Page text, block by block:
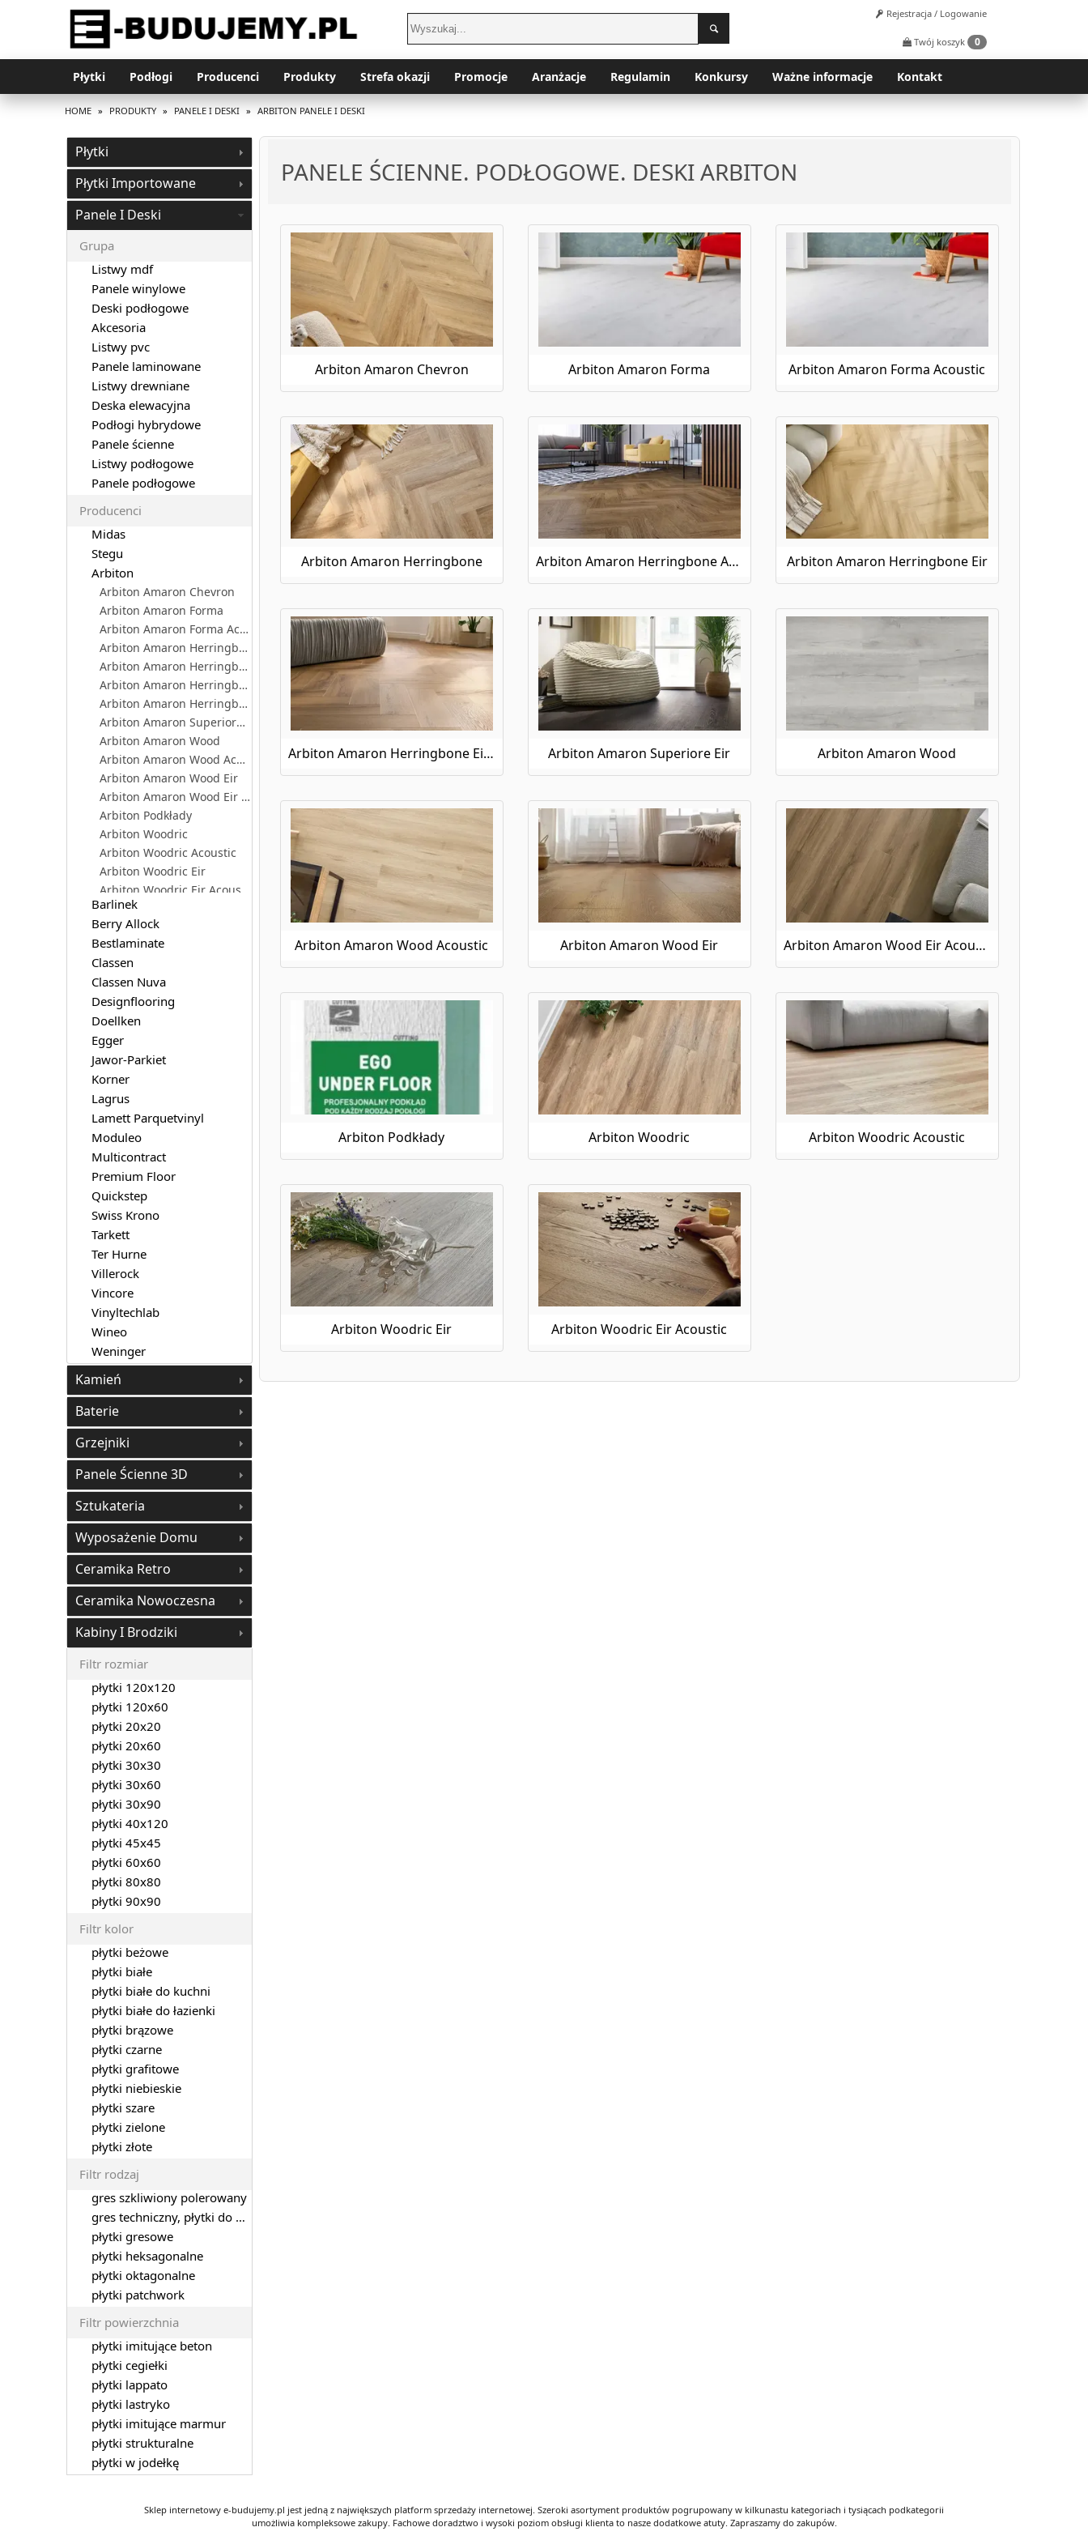
Rejestracja / Logowanie
Twój koszyk 0
Płytki Podłogi Producenci Produkty Strefa okazji Promocje Aranżacje Regulamin Konkursy Ważne informacje Kontakt
HOME » PRODUKTY » PANELE I DESKI » ARBITON PANELE I DESKI
PANELE ŚCIENNE. PODŁOGOWE. DESKI ARBITON
Arbiton Amaron Chevron Arbiton Amaron Forma Arbiton Amaron Forma Acoustic
Arbiton Amaron Herringbone Arbiton Amaron Herringbone Acoustic Arbiton Amaron Herringbone Eir
Arbiton Amaron Herringbone Eir Acoustic Arbiton Amaron Superiore Eir Arbiton Amaron Wood
Arbiton Amaron Wood Acoustic Arbiton Amaron Wood Eir Arbiton Amaron Wood Eir Acoustic
Arbiton Podkłady Arbiton Woodric Arbiton Woodric Acoustic
Arbiton Woodric Eir Arbiton Woodric Eir Acoustic
Płytki
Płytki Importowane
Panele I Deski
Grupa
Listwy mdf
Panele winylowe
Deski podłogowe
Akcesoria
Listwy pvc
Panele laminowane
Listwy drewniane
Deska elewacyjna
Podłogi hybrydowe
Panele ścienne
Listwy podłogowe
Panele podłogowe
Producenci
Midas
Stegu
Arbiton
Arbiton Amaron Chevron
Arbiton Amaron Forma
Arbiton Amaron Forma Acoustic
Arbiton Amaron Herringbone
Arbiton Amaron Herringbone Acoustic
Arbiton Amaron Herringbone Eir
Arbiton Amaron Herringbone Eir Acoustic
Arbiton Amaron Superiore Eir
Arbiton Amaron Wood
Arbiton Amaron Wood Acoustic
Arbiton Amaron Wood Eir
Arbiton Amaron Wood Eir Acoustic
Arbiton Podkłady
Arbiton Woodric
Arbiton Woodric Acoustic
Arbiton Woodric Eir
Barlinek
Berry Allock
Bestlaminate
Classen
Classen Nuva
Designflooring
Doellken
Egger
Jawor-Parkiet
Korner
Lagrus
Lamett Parquetvinyl
Moduleo
Multicontract
Premium Floor
Quickstep
Swiss Krono
Tarkett
Ter Hurne
Villerock
Vincore
Vinyltechlab
Wineo
Weninger
Kamień
Baterie
Grzejniki
Panele Ścienne 3D
Sztukateria
Wyposażenie Domu
Ceramika Retro
Ceramika Nowoczesna
Kabiny I Brodziki
Filtr rozmiar
płytki 120x120
płytki 120x60
płytki 20x20
płytki 20x60
płytki 30x30
płytki 30x60
płytki 30x90
płytki 40x120
płytki 45x45
płytki 60x60
płytki 80x80
płytki 90x90
Filtr kolor
płytki beżowe
płytki białe
płytki białe do kuchni
płytki białe do łazienki
płytki brązowe
płytki czarne
płytki grafitowe
płytki niebieskie
płytki szare
płytki zielone
płytki złote
Filtr rodzaj
gres szkliwiony polerowany
gres techniczny, płytki do garażu
płytki gresowe
płytki heksagonalne
płytki oktagonalne
płytki patchwork
Filtr powierzchnia
płytki imitujące beton
płytki cegiełki
płytki lappato
płytki lastryko
płytki imitujące marmur
płytki strukturalne
płytki w jodełkę
Sklep internetowy e-budujemy.pl jest jedną z największych platform sprzedaży internetowej. Szeroki asortyment produktów pogrupowany w kilkunastu kategoriach i tysiącach podkategorii
umożliwia kompleksowe zakupy. Fachowe doradztwo i wysoki poziom obsługi klienta to nasze dodatkowe atuty. Zapraszamy do zakupów.